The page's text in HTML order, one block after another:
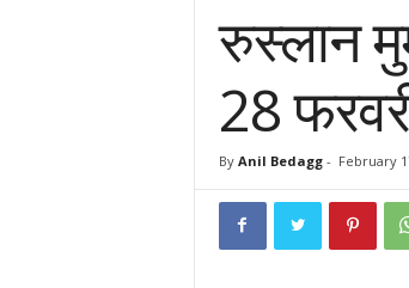
रुस्लान
28
By Anil Bedagg- February